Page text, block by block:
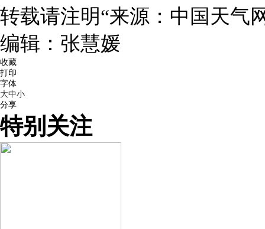
转载请注明“来源：中国天气
编辑：张慧媛
收藏
打印
字体
大中小
分享
特别关注